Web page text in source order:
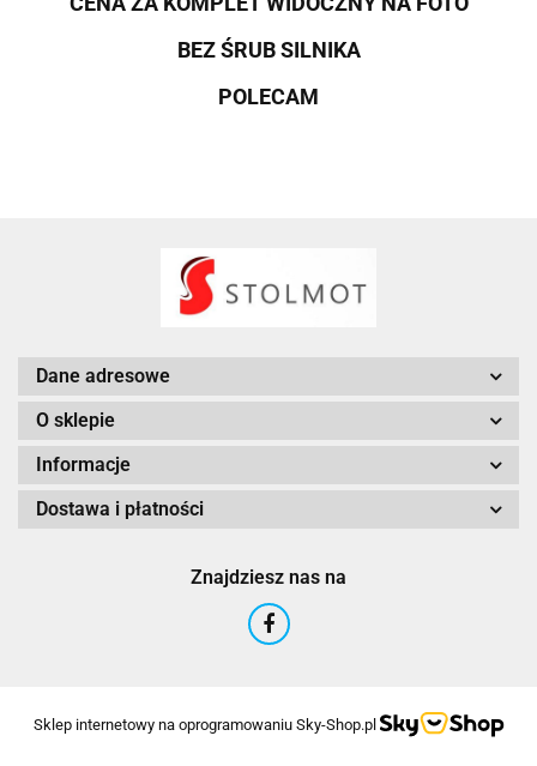
BEZ ŚRUB SILNIKA
POLECAM
Dane adresowe
O sklepie
Informacje
Dostawa i płatności
Znajdziesz nas na
Sklep internetowy na oprogramowaniu Sky-Shop.pl